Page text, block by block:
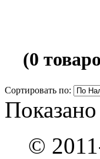
(0
Сортировать по:
©